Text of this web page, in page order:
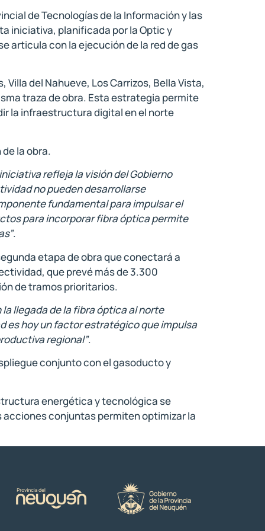
de Tecnologías de la Información y las
iniciativa, planificada por la Optic y
articula con la ejecución de la red de gas
del Nahueve, Los Carrizos, Bella Vista,
traza de obra. Esta estrategia permite
la infraestructura digital en el norte
la obra.
refleja la visión del Gobierno
no pueden desarrollarse
fundamental para impulsar el
para incorporar fibra óptica permite
.
etapa de obra que conectará a
que prevé más de 3.300
de tramos prioritarios.
la llegada de la fibra óptica al norte
es hoy un factor estratégico que impulsa
regional”.
conjunto con el gasoducto y
energética y tecnológica se
conjuntas permiten optimizar la